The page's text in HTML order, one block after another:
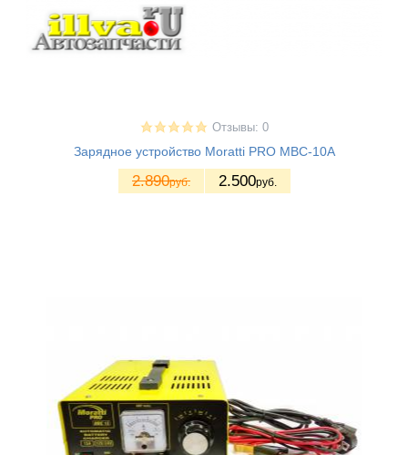
Отзывы: 0
Зарядное устройство Moratti PRO MBC-10A
2.890руб. 2.500руб.